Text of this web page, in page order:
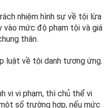
nhiệm hình sự về tội lừa
vào mức độ phạm tội và giá
thân.
luật về tội danh tương ứng.
vi vi phạm, thì chủ thể vi
số trường hợp, nếu mức